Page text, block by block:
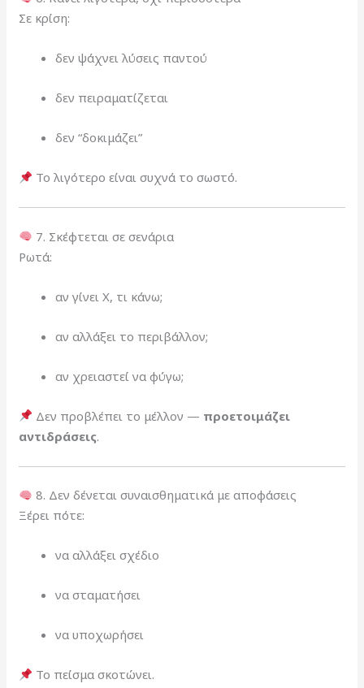
Σε κρίση:
δεν ψάχνει λύσεις παντού
δεν πειραματίζεται
δεν “δοκιμάζει”
Το λιγότερο είναι συχνά το σωστό.
7. Σκέφτεται σε σενάρια
Ρωτά:
αν γίνει Χ, τι κάνω;
αν αλλάξει το περιβάλλον;
αν χρειαστεί να φύγω;
Δεν προβλέπει το μέλλον — προετοιμάζει
αντιδράσεις.
8. Δεν δένεται συναισθηματικά με αποφάσεις
Ξέρει πότε:
να αλλάξει σχέδιο
να σταματήσει
να υποχωρήσει
Το πείσμα σκοτώνει.